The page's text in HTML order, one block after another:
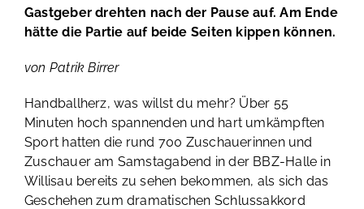
Gastgeber drehten nach der Pause auf. Am Ende
hätte die Partie auf beide Seiten kippen können.
von Patrik Birrer
Handballherz, was willst du mehr? Über 55
Minuten hoch spannenden und hart umkämpften
Sport hatten die rund 700 Zuschauerinnen und
Zuschauer am Samstagabend in der BBZ-Halle in
Willisau bereits zu sehen bekommen, als sich das
Geschehen zum dramatischen Schlussakkord